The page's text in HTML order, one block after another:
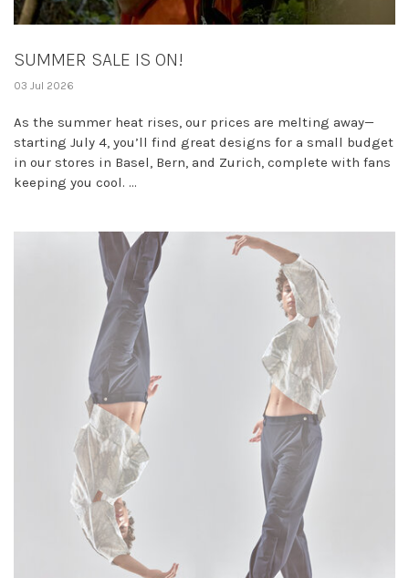
SUMMER SALE IS ON!
03 Jul 2026
As the summer heat rises, our prices are melting away—
starting July 4, you’ll find great designs for a small budget
in our stores in Basel, Bern, and Zurich, complete with fans
keeping you cool. ...